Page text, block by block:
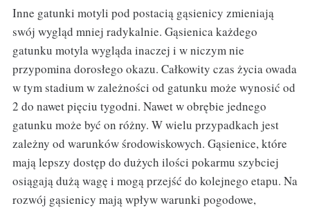
Inne gatunki motyli pod postacią gąsienicy zmieniają
swój wygląd mniej radykalnie. Gąsienica każdego
gatunku motyla wygląda inaczej i w niczym nie
przypomina dorosłego okazu. Całkowity czas życia owada
w tym stadium w zależności od gatunku może wynosić od
2 do nawet pięciu tygodni. Nawet w obrębie jednego
gatunku może być on różny. W wielu przypadkach jest
zależny od warunków środowiskowych. Gąsienice, które
mają lepszy dostęp do dużych ilości pokarmu szybciej
osiągają dużą wagę i mogą przejść do kolejnego etapu. Na
rozwój gąsienicy mają wpływ warunki pogodowe,